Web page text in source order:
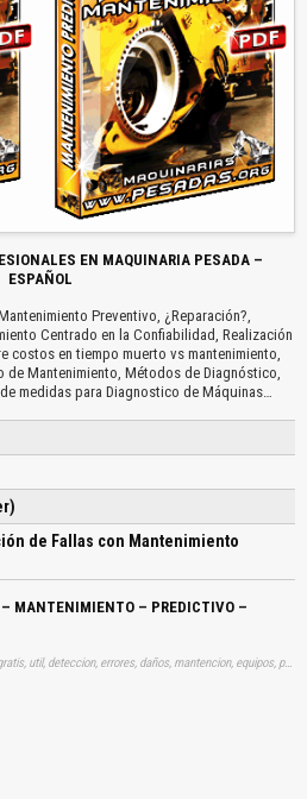
EN MAQUINARIA PESADA –
ESPAÑOL
Preventivo, ¿Reparación?,
Centrado en la Confiabilidad, Realización
costos en tiempo muerto vs mantenimiento,
Mantenimiento, Métodos de Diagnóstico,
medidas para Diagnostico de Máquinas…
de Fallas con Mantenimiento
MANTENIMIENTO – PREDICTIVO –
Tags: curso, cursos, manuales, manualitos, gratis, util, deteccion, errores, daños, mantencion, equipos, pesados, aprender, descargas